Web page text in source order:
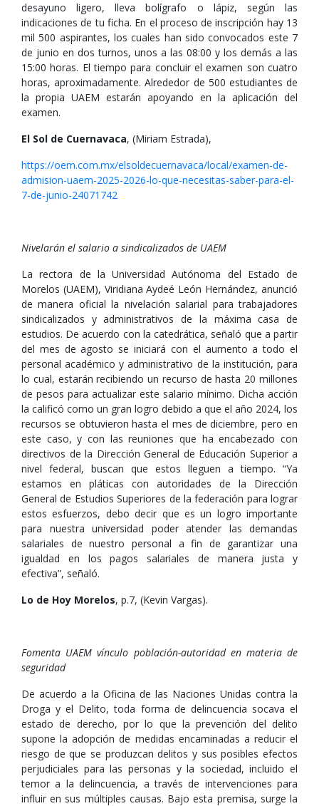
desayuno ligero, lleva bolígrafo o lápiz, según las
indicaciones de tu ficha. En el proceso de inscripción hay 13
mil 500 aspirantes, los cuales han sido convocados este 7
de junio en dos turnos, unos a las 08:00 y los demás a las
15:00 horas. El tiempo para concluir el examen son cuatro
horas, aproximadamente. Alrededor de 500 estudiantes de
la propia UAEM estarán apoyando en la aplicación del
examen.
El Sol de Cuernavaca, (Miriam Estrada),
https://oem.com.mx/elsoldecuernavaca/local/examen-de-
admision-uaem-2025-2026-lo-que-necesitas-saber-para-el-
7-de-junio-24071742
Nivelarán el salario a sindicalizados de UAEM
La rectora de la Universidad Autónoma del Estado de
Morelos (UAEM), Viridiana Aydeé León Hernández, anunció
de manera oficial la nivelación salarial para trabajadores
sindicalizados y administrativos de la máxima casa de
estudios. De acuerdo con la catedrática, señaló que a partir
del mes de agosto se iniciará con el aumento a todo el
personal académico y administrativo de la institución, para
lo cual, estarán recibiendo un recurso de hasta 20 millones
de pesos para actualizar este salario mínimo. Dicha acción
la calificó como un gran logro debido a que el año 2024, los
recursos se obtuvieron hasta el mes de diciembre, pero en
este caso, y con las reuniones que ha encabezado con
directivos de la Dirección General de Educación Superior a
nivel federal, buscan que estos lleguen a tiempo. “Ya
estamos en pláticas con autoridades de la Dirección
General de Estudios Superiores de la federación para lograr
estos esfuerzos, debo decir que es un logro importante
para nuestra universidad poder atender las demandas
salariales de nuestro personal a fin de garantizar una
igualdad en los pagos salariales de manera justa y
efectiva”, señaló.
Lo de Hoy Morelos, p.7, (Kevin Vargas).
Fomenta UAEM vínculo población-autoridad en materia de
seguridad
De acuerdo a la Oficina de las Naciones Unidas contra la
Droga y el Delito, toda forma de delincuencia socava el
estado de derecho, por lo que la prevención del delito
supone la adopción de medidas encaminadas a reducir el
riesgo de que se produzcan delitos y sus posibles efectos
perjudiciales para las personas y la sociedad, incluido el
temor a la delincuencia, a través de intervenciones para
influir en sus múltiples causas. Bajo esta premisa, surge la